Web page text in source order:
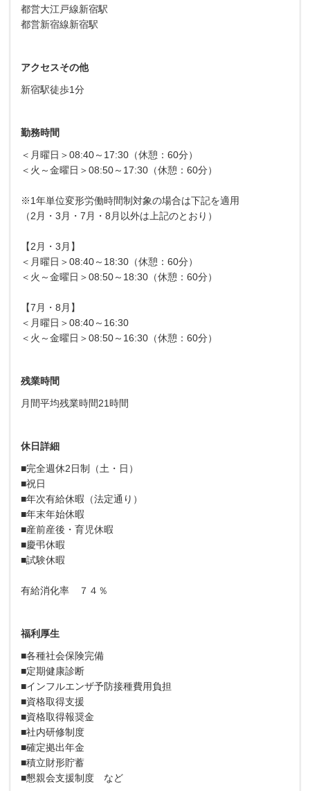
都営大江戸線新宿駅
都営新宿線新宿駅
アクセスその他
新宿駅徒歩1分
勤務時間
＜月曜日＞08:40～17:30（休憩：60分）
＜火～金曜日＞08:50～17:30（休憩：60分）
※1年単位変形労働時間制対象の場合は下記を適用
（2月・3月・7月・8月以外は上記のとおり）
【2月・3月】
＜月曜日＞08:40～18:30（休憩：60分）
＜火～金曜日＞08:50～18:30（休憩：60分）
【7月・8月】
＜月曜日＞08:40～16:30
＜火～金曜日＞08:50～16:30（休憩：60分）
残業時間
月間平均残業時間21時間
休日詳細
■完全週休2日制（土・日）
■祝日
■年次有給休暇（法定通り）
■年末年始休暇
■産前産後・育児休暇
■慶弔休暇
■試験休暇
有給消化率 ７４％
福利厚生
■各種社会保険完備
■定期健康診断
■インフルエンザ予防接種費用負担
■資格取得支援
■資格取得報奨金
■社内研修制度
■確定拠出年金
■積立財形貯蓄
■懇親会支援制度 など